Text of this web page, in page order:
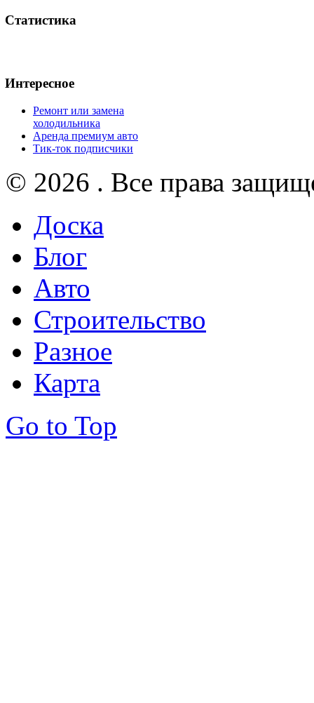
Статистика
Интересное
Ремонт или замена
холодильника
Аренда премиум авто
Тик-ток подписчики
© 2026 . Все права
Доска
Блог
Авто
Строительство
Разное
Карта
Go to Top